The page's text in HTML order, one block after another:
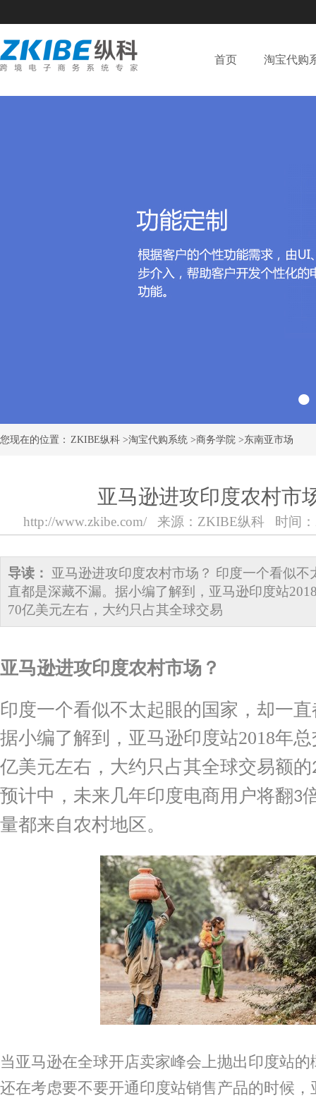
首页 淘宝代购
您现在的位置： ZKIBE纵科 >淘宝代购系统 >商务学院 >东南亚市场
亚马逊进攻印度农村市
http://www.zkibe.com/来源： ZKIBE纵科 时间：
导读：
亚马逊进攻印度农村市场？ 印度一个看似不
直都是深藏不漏。据小编了解到，亚马逊印度站
70亿美元左右，大约只占其全球交易
亚马逊进攻印度农村市场？
印度一个看似不太起眼的国家，却一
据小编了解到，亚马逊印度站2018年
亿美元左右，大约只占其全球交易额的
预计中，未来几年印度电商用户将翻3
量都来自农村地区。
当亚马逊在全球开店卖家峰会上抛出印度站
还在考虑要不要开通印度站销售产品的时候